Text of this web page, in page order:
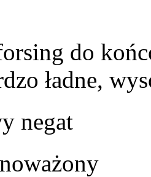
do
ładne,
negat